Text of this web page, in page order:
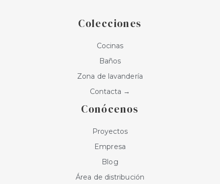
m
Colecciones
Cocinas
Baños
Zona de lavandería
Contacta →
Conócenos
Proyectos
Empresa
Blog
Área de distribución